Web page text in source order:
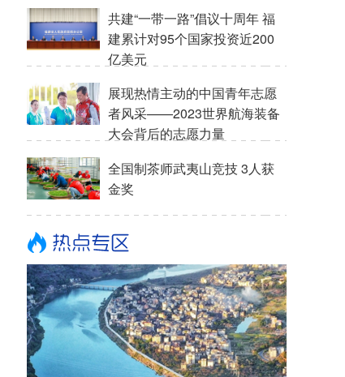
共建“一带一路”倡议十周年 福
建累计对95个国家投资近200
亿美元
展现热情主动的中国青年志愿
者风采——2023世界航海装备
大会背后的志愿力量
全国制茶师武夷山竞技 3人获
金奖